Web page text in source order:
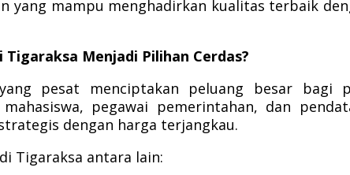
yang mampu menghadirkan kualitas terbaik
Menjadi Pilihan Cerdas?
pesat menciptakan peluang besar bagi
pegawai pemerintahan, dan
dengan harga terjangkau.
Tigaraksa antara lain: